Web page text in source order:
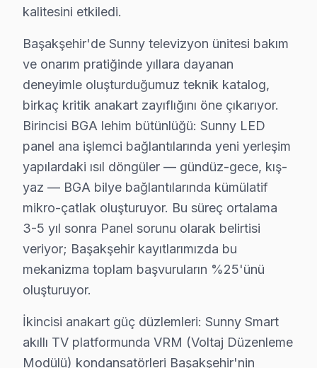
• İşçilik maliyeti
• Sigortalı taşıma (gerekirse)
Başakşehir'da Sunny TV için fiyat almak: Hattımızı
Başakşehir'da Sunny TV Yerinde Onarım –
Başakşehir'da Sunny televizyonunuz
Yerinde teknik müdahale sürecimiz — Başakşehir:
• Başakşehir'de aynı gün servis randevusu
• Başakşehir'de taşıma masrafı ve riski yok
• Başakşehir'de arıza anında teşhis ve müdahale
• Başakşehir servisimizde orijinal yedek parça ile
• Başakşehir'de 2 yıl işçilik garantisi
Sunny TV ürünleriniz için Başakşehir'de güvenilir ve
Başakşehir Sunny TV Arızaları –
Sunny TV'nizde yaşadığınız arıza, cihazın
kalitesini etkiledi.
Başakşehir'de Sunny televizyon ünitesi bakım
ve onarım pratiğinde yıllara dayanan
deneyimle oluşturduğumuz teknik katalog,
birkaç kritik anakart zayıflığını öne çıkarıyor.
Birincisi BGA lehim bütünlüğü: Sunny LED
panel ana işlemci bağlantılarında yeni yerleşim
yapılardaki ısıl döngüler — gündüz-gece, kış-
yaz — BGA bilye bağlantılarında kümülatif
mikro-çatlak oluşturuyor. Bu süreç ortalama
3-5 yıl sonra Panel sorunu olarak belirtisi
veriyor; Başakşehir kayıtlarımızda bu
mekanizma toplam başvuruların %25'ünü
oluşturuyor.
İkincisi anakart güç düzlemleri: Sunny Smart
akıllı TV platformunda VRM (Voltaj Düzenleme
Modülü) kondansatörleri Başakşehir'nin